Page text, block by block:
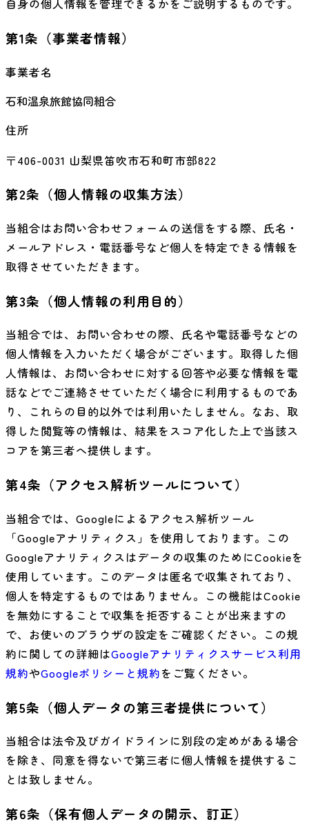
自身の個人情報を管理できるかをご説明するものです。
第1条（事業者情報）
事業者名
石和温泉旅館協同組合
住所
〒406-0031 山梨県笛吹市石和町市部822
第2条（個人情報の収集方法）
当組合はお問い合わせフォームの送信をする際、氏名・
メールアドレス・電話番号など個人を特定できる情報を
取得させていただきます。
第3条（個人情報の利用目的）
当組合では、お問い合わせの際、氏名や電話番号などの
個人情報を入力いただく場合がございます。取得した個
人情報は、お問い合わせに対する回答や必要な情報を電
話などでご連絡させていただく場合に利用するものであ
り、これらの目的以外では利用いたしません。なお、取
得した閲覧等の情報は、結果をスコア化した上で当該ス
コアを第三者へ提供します。
第4条（アクセス解析ツールについて）
当組合では、Googleによるアクセス解析ツール
「Googleアナリティクス」を使用しております。この
Googleアナリティクスはデータの収集のためにCookieを
使用しています。このデータは匿名で収集されており、
個人を特定するものではありません。この機能はCookie
を無効にすることで収集を拒否することが出来ますの
で、お使いのブラウザの設定をご確認ください。この規
約に関しての詳細はGoogleアナリティクスサービス利用
規約やGoogleポリシーと規約をご覧ください。
第5条（個人データの第三者提供について）
当組合は法令及びガイドラインに別段の定めがある場合
を除き、同意を得ないで第三者に個人情報を提供するこ
とは致しません。
第6条（保有個人データの開示、訂正）